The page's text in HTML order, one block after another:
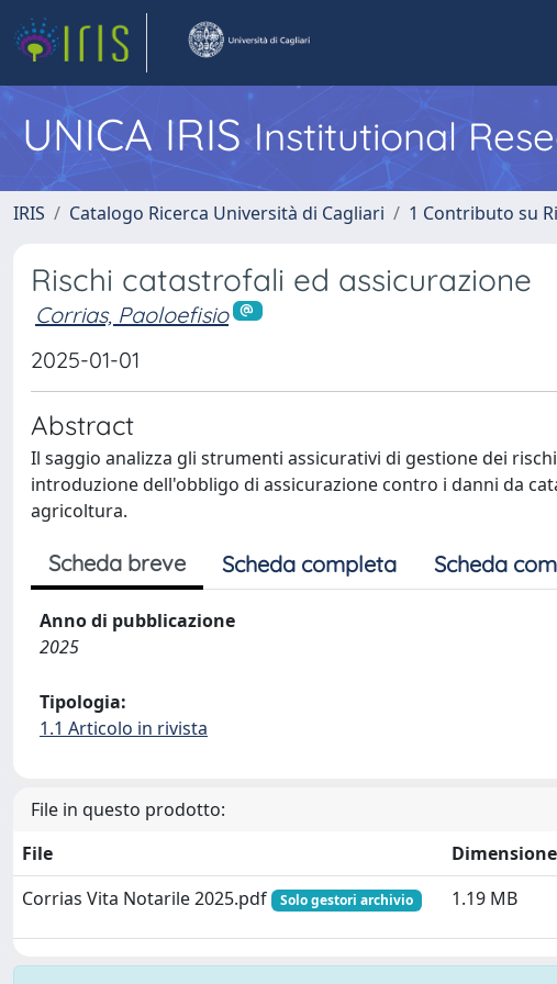
UNICA IRISInstitutional
IRIS Catalogo Ricerca Università di Cagliari 1 Contributo su
Rischi catastrofali ed assicurazione
Corrias, Paoloefisio
2025-01-01
Abstract
Il saggio analizza gli strumenti assicurativi di gestione dei
introduzione dell'obbligo di assicurazione contro i danni da
agricoltura.
Scheda breve Scheda completa Scheda
Anno di pubblicazione
2025
Tipologia:
1.1 Articolo in rivista
File in questo prodotto:
File
Dimensione
Corrias Vita Notarile 2025.pdf
Solo gestori archivio 1.19 MB